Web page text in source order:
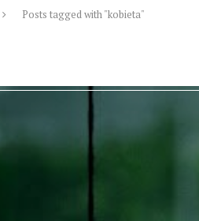
Posts tagged with "kobieta"